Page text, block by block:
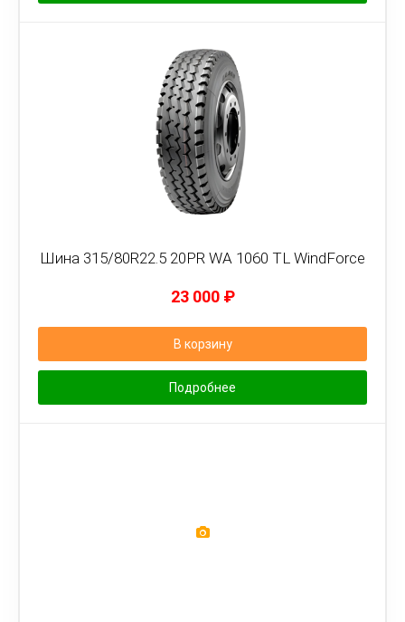
Шина 315/80R22.5 20PR WA 1060 TL WindForce
23 000 ₽
В корзину
Подробнее